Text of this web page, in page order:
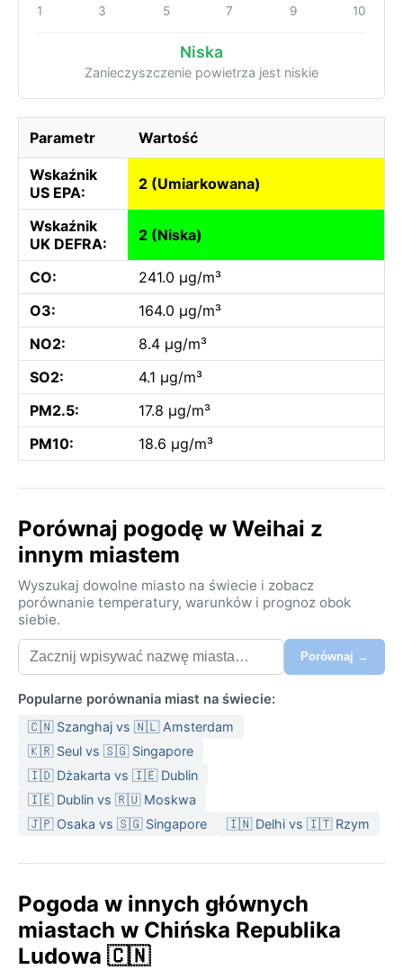
1 3 5 7 9 10
Niska
Zanieczyszczenie powietrza jest niskie
Parametr Wartość
Wskaźnik
US EPA:
2 (Umiarkowana)
Wskaźnik
UK DEFRA:
2 (Niska)
CO:
241.0 µg/m³
O3:
164.0 µg/m³
NO2:
8.4 µg/m³
SO2:
4.1 µg/m³
PM2.5:
17.8 µg/m³
PM10:
18.6 µg/m³
Porównaj pogodę w Weihai z
innym miastem
Wyszukaj dowolne miasto na świecie i zobacz
porównanie temperatury, warunków i prognoz obok
siebie.
Porównaj →
Popularne porównania miast na świecie:
🇨🇳 Szanghaj vs 🇳🇱 Amsterdam
🇰🇷 Seul vs 🇸🇬 Singapore
🇮🇩 Dżakarta vs 🇮🇪 Dublin
🇮🇪 Dublin vs 🇷🇺 Moskwa
🇯🇵 Osaka vs 🇸🇬 Singapore
🇮🇳 Delhi vs 🇮🇹 Rzym
Pogoda w innych głównych
miastach w Chińska Republika
Ludowa 🇨🇳